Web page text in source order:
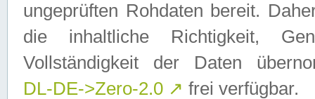
ungeprüften Rohdaten bereit.
die inhaltliche Richtigkeit,
Vollständigkeit der Daten
DL-DE->Zero-2.0 ↗ frei verfügbar.